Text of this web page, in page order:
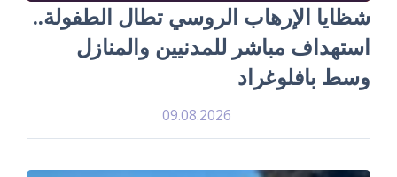
شظايا الإرهاب الروسي تطال الطفولة..
استهداف مباشر للمدنيين والمنازل
وسط بافلوغراد
09.08.2026